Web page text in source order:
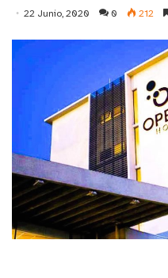
22 Junio, 2020 0 212